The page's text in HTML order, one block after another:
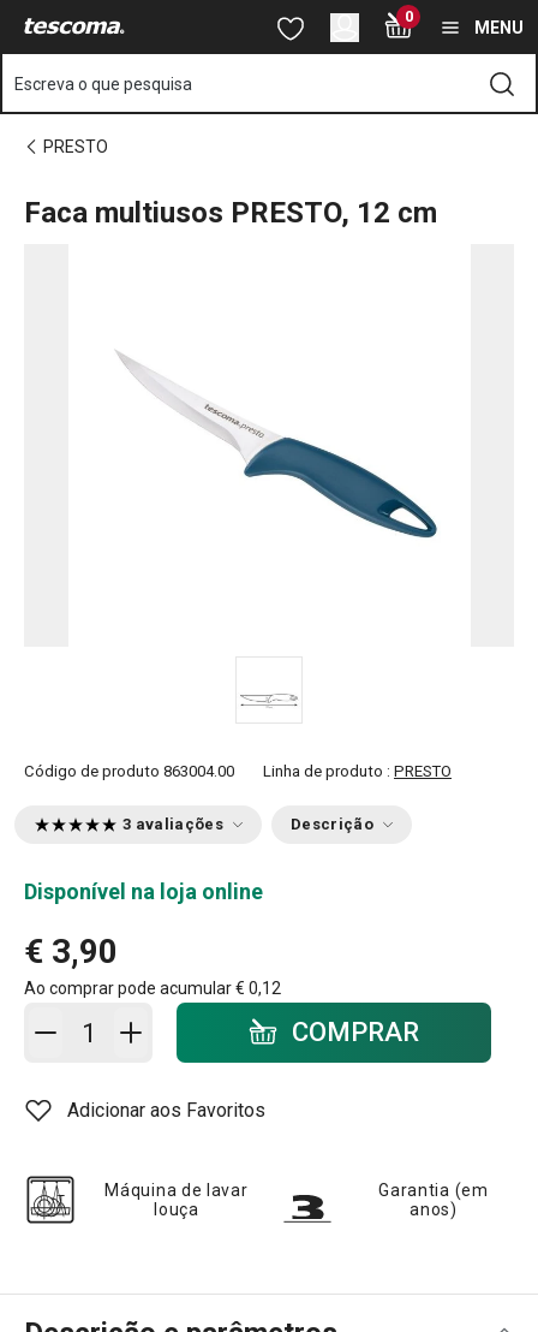
Está na página Faca multiusos PRESTO, 12 cm
Saltar para o conteúdo principal
Saltar para a pesquisa
Saltar para a navegação 0
MENU
Escreva o que pesquisa
PRESTO
Faca multiusos PRESTO, 12 cm
Código de produto 863004.00 Linha de produto : PRESTO
3 avaliações Descrição
Disponível na loja online
€ 3,90
Ao comprar pode acumular€ 0,12
Adicionar ao carrinho - quantidadeCOMPRAR
Adicionar aos Favoritos
Máquina de lavar
louça
Garantia (em
anos)